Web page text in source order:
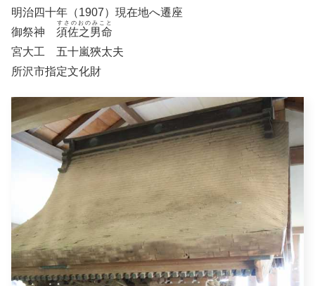
明治四十年（1907）現在地へ遷座
御祭神 須佐之男命
すさのおのみこと
宮大工 五十嵐狹太夫
所沢市指定文化財